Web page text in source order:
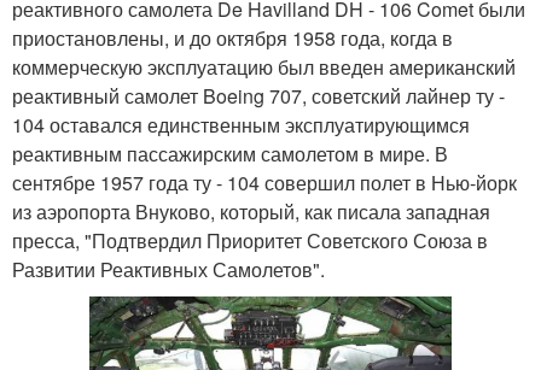
реактивного самолета De Havilland DH - 106 Comet были
приостановлены, и до октября 1958 года, когда в
коммерческую эксплуатацию был введен американский
реактивный самолет Boeing 707, советский лайнер ту -
104 оставался единственным эксплуатирующимся
реактивным пассажирским самолетом в мире. В
сентябре 1957 года ту - 104 совершил полет в Нью-йорк
из аэропорта Внуково, который, как писала западная
пресса, "Подтвердил Приоритет Советского Союза в
Развитии Реактивных Самолетов".